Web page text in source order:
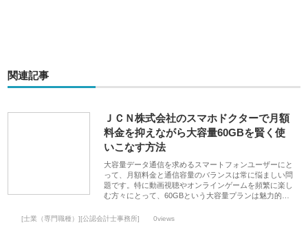
関連記事
ＪＣＮ株式会社のスマホドクターで月額
料金を抑えながら大容量60GBを賢く使
いこなす方法
大容量データ通信を求めるスマートフォンユーザーにと
って、月額料金と通信容量のバランスは常に悩ましい問
題です。特に動画視聴やオンラインゲームを頻繁に楽し
む方々にとって、60GBという大容量プランは魅力的…
[士業（専門職種）][公認会計士事務所] 0views